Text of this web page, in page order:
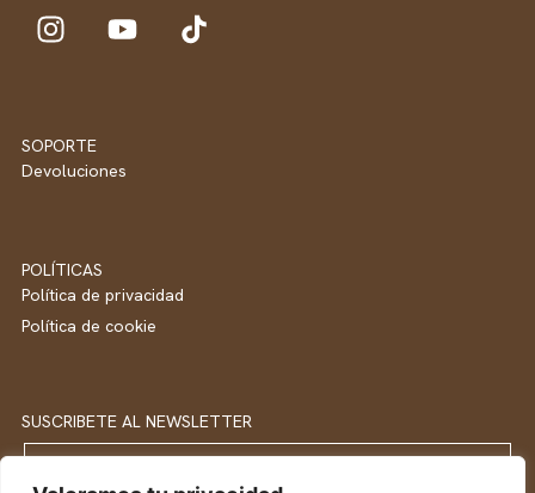
SOPORTE
Devoluciones
POLÍTICAS
Política de privacidad
Política de cookie
SUSCRIBETE AL NEWSLETTER
Email